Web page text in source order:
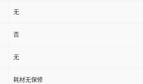
无
否
无
耗材无保修